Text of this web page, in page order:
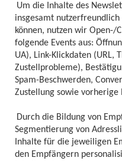
Um die Inhalte des
insgesamt
können, nutzen wir Open-/
folgende Events aus:
UA), Link-Klickdaten (URL,
Zustellprobleme),
Spam-Beschwerden,
Zustellung sowie vorherige
Durch die Bildung von
Segmentierung von
Inhalte für die jeweiligen
den Empfängern